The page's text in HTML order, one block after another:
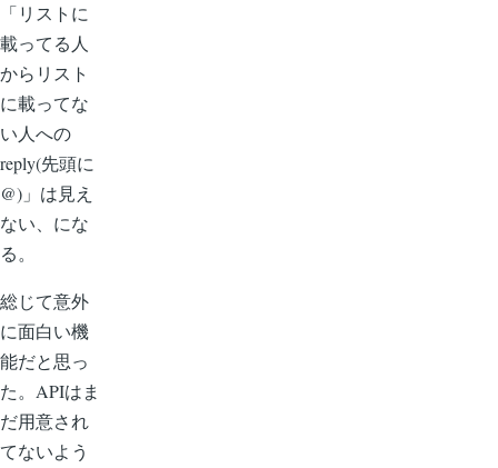
「リストに
載ってる人
からリスト
に載ってな
い人への
reply(先頭に
@)」は見え
ない、にな
る。
総じて意外
に面白い機
能だと思っ
た。APIはま
だ用意され
てないよう